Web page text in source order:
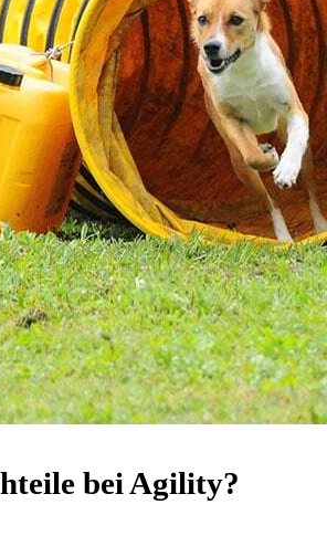
bei Agility?